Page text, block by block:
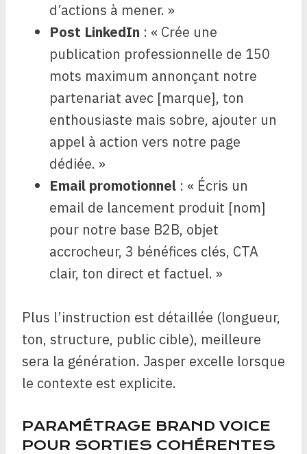
d’actions à mener. »
Post LinkedIn : « Crée une
publication professionnelle de 150
mots maximum annonçant notre
partenariat avec [marque], ton
enthousiaste mais sobre, ajouter un
appel à action vers notre page
dédiée. »
Email promotionnel : « Écris un
email de lancement produit [nom]
pour notre base B2B, objet
accrocheur, 3 bénéfices clés, CTA
clair, ton direct et factuel. »
Plus l’instruction est détaillée (longueur,
ton, structure, public cible), meilleure
sera la génération. Jasper excelle lorsque
le contexte est explicite.
PARAMÉTRAGE BRAND VOICE
POUR SORTIES COHÉRENTES